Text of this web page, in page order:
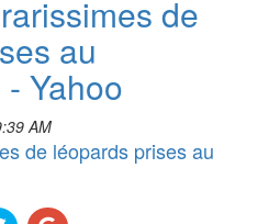
de
au
Yahoo
AM
de léopards prises au